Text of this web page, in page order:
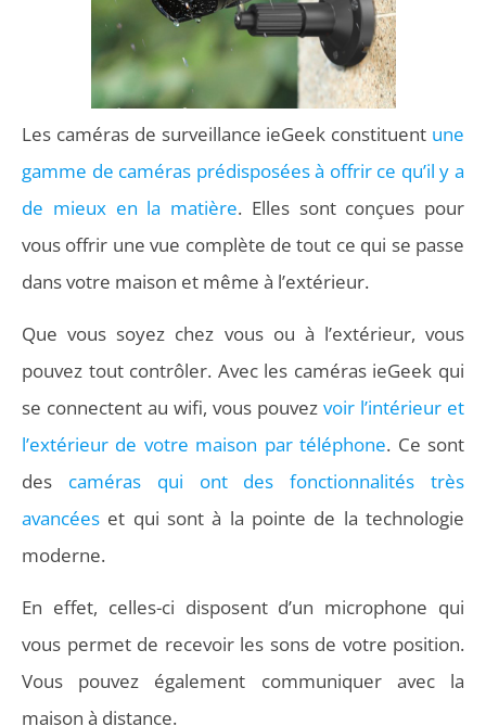
Les caméras de surveillance ieGeek constituent une
gamme de caméras prédisposées à offrir ce qu’il y a
de mieux en la matière. Elles sont conçues pour
vous offrir une vue complète de tout ce qui se passe
dans votre maison et même à l’extérieur.
Que vous soyez chez vous ou à l’extérieur, vous
pouvez tout contrôler. Avec les caméras ieGeek qui
se connectent au wifi, vous pouvez voir l’intérieur et
l’extérieur de votre maison par téléphone. Ce sont
des caméras qui ont des fonctionnalités très
avancées et qui sont à la pointe de la technologie
moderne.
En effet, celles-ci disposent d’un microphone qui
vous permet de recevoir les sons de votre position.
Vous pouvez également communiquer avec la
maison à distance.